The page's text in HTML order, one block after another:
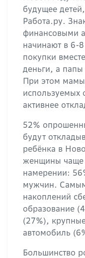
будущее
Работа.ру.
финансовыми
начинают в 6-
покупки
деньги, а
При этом
используемых
активнее
52%
будут
ребёнка в
женщины чаще
намерении:
мужчин.
накоплений
образование
(27%),
автомобиль
Большинство